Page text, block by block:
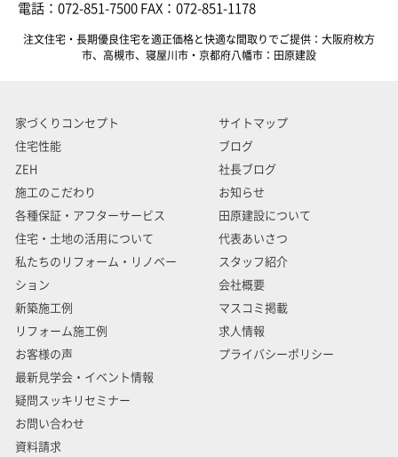
電話：072-851-7500 FAX：072-851-1178
注文住宅・長期優良住宅を適正価格と快適な間取りでご提供：大阪府枚方
市、高槻市、寝屋川市・京都府八幡市：田原建設
家づくりコンセプト
住宅性能
ZEH
施工のこだわり
各種保証・アフターサービス
住宅・土地の活用について
私たちのリフォーム・リノベー
ション
新築施工例
リフォーム施工例
お客様の声
最新見学会・イベント情報
疑問スッキリセミナー
お問い合わせ
資料請求
サイトマップ
ブログ
社長ブログ
お知らせ
田原建設について
代表あいさつ
スタッフ紹介
会社概要
マスコミ掲載
求人情報
プライバシーポリシー